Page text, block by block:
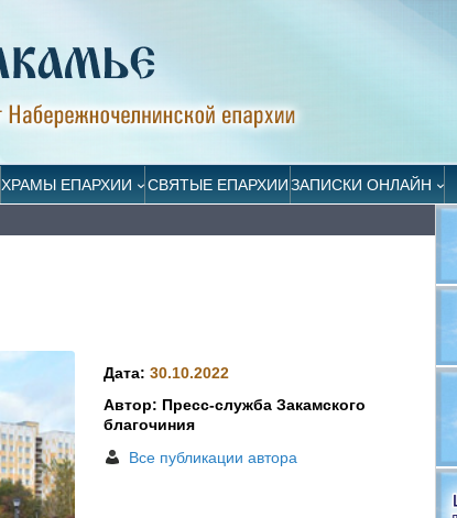
ХРАМЫ ЕПАРХИИ СВЯТЫЕ ЕПАРХИИЗАПИСКИ ОНЛАЙН
Дата:30.10.2022
Автор: Пресс-служба Закамского
благочиния
Все публикации автора